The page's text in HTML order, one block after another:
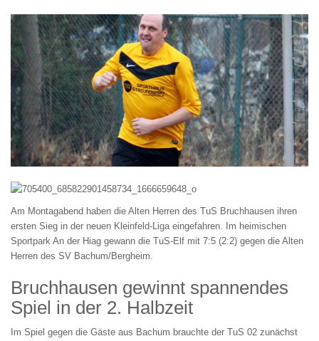
Am Montagabend haben die Alten Herren des TuS Bruchhausen ihren
ersten Sieg in der neuen Kleinfeld-Liga eingefahren. Im heimischen
Sportpark An der Hiag gewann die TuS-Elf mit 7:5 (2:2) gegen die Alten
Herren des SV Bachum/Bergheim.
Bruchhausen gewinnt spannendes
Spiel in der 2. Halbzeit
Im Spiel gegen die Gäste aus Bachum brauchte der TuS 02 zunächst